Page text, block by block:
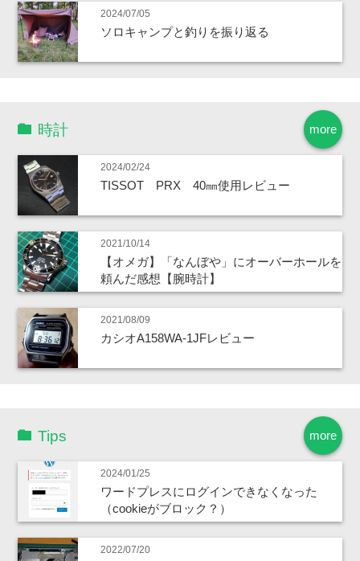
2024/07/05
ソロキャンプと釣りを振り返る
more
時計
2024/02/24
TISSOT PRX 40㎜使用レビュー
2021/10/14
【オメガ】「なんぼや」にオーバーホールを
頼んだ感想【腕時計】
2021/08/09
カシオA158WA-1JFレビュー
more
Tips
2024/01/25
ワードプレスにログインできなくなった
（cookieがブロック？）
2022/07/20